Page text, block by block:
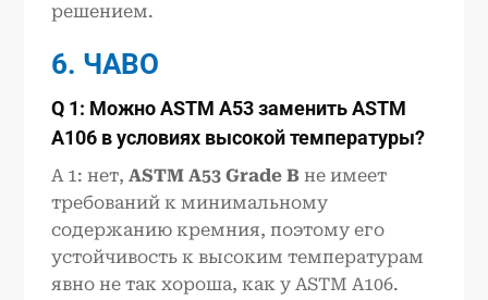
решением.
6. ЧАВО
Q 1: МожноASTM A53заменитьASTM
A106 в условиях высокой температуры?
A 1: нет,ASTM A53 Grade B не имеет
требований к минимальному
содержанию кремния, поэтому его
устойчивость к высоким температурам
явно не так хороша, как у ASTM A106.